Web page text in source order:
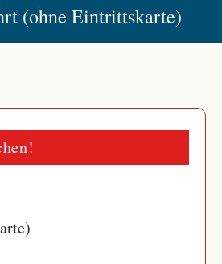
(ohne Eintrittskarte)